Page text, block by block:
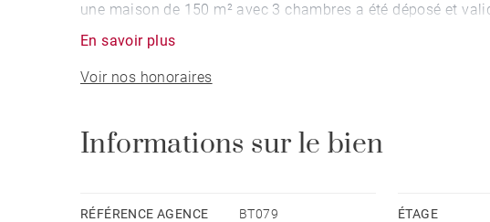
une maison de 150 m² avec 3 chambres a été déposé et
En savoir plus
Voir nos honoraires
Informations sur le bien
RÉFÉRENCE AGENCE BT079 ÉTAGE